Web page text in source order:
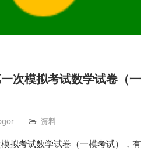
次模拟考试数学试卷（一
资料
拟考试数学试卷（一模考试），有